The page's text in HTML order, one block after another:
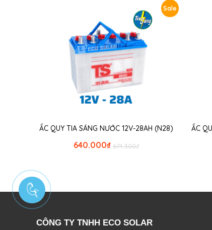
Sale
ẮC QUY TIA SÁNG NƯỚC 12V-28AH (N28)
₫
674.300
₫
640.000
ẮC
CÔNG TY TNHH ECO SOLAR